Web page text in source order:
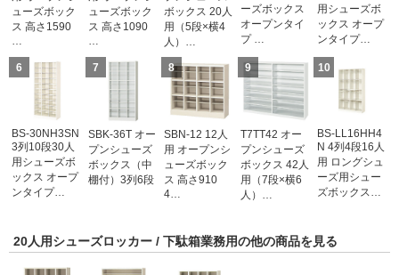
ューズボック
ス 高さ1590
…
ューズボック
ス 高さ1090
…
ボックス 20人
用（5段×横4
人）…
ーズボックス
オープンタイ
プ …
用シューズボ
ックス オープ
ンタイプ…
6
BS-30NH3SN
3列10段30人
用シューズボ
ックス オープ
ンタイプ…
7
SBK-36T オー
プンシューズ
ボックス（中
棚付）3列6段
8
SBN-12 12人
用 オープンシ
ューズボック
ス 高さ910
4…
9
T7TT42 オー
プンシューズ
ボックス 42人
用（7段×横6
人）…
10
BS-LL16HH4
N 4列4段16人
用 ロングシュ
ーズ用シュー
ズボックス…
20人用シューズロッカー / 下駄箱業務用の他の商品を見る